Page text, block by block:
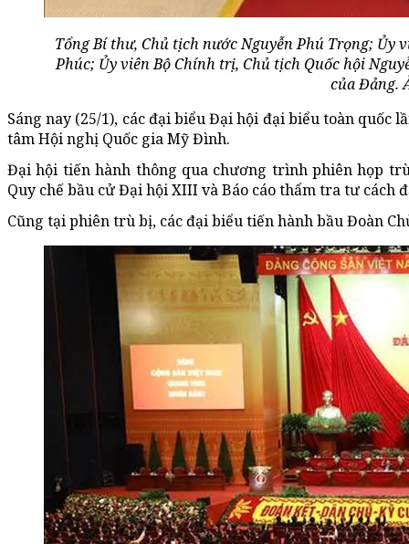
Tổng Bí thư, Chủ tịch nước Nguyễn Phú Trọng; Ủy
Phúc; Ủy viên Bộ Chính trị, Chủ tịch Quốc hội
của Đảng.
Sáng nay (25/1), các đại biểu Đại hội đại biểu toàn
tâm Hội nghị Quốc gia Mỹ Đình.
Đại hội tiến hành thông qua chương trình phiên họp
Quy chế bầu cử Đại hội XIII và Báo cáo thẩm tra tư cách
Cũng tại phiên trù bị, các đại biểu tiến hành bầu Đoàn